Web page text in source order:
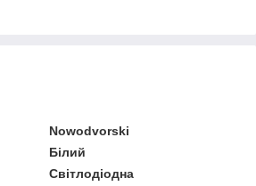
Nowodvorski
Білий
Світлодіодна